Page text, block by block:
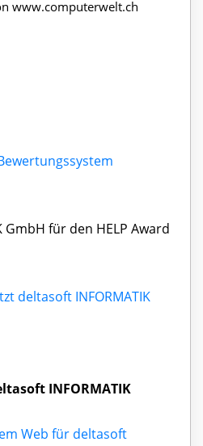
www.computerwelt.ch
GmbH für den HELP Award
deltasoft INFORMATIK
INFORMATIK
Web für deltasoft